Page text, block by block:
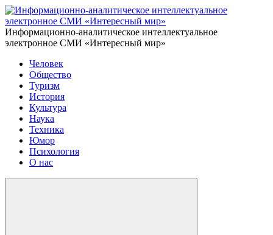
Информационно-аналитическое интеллектуальное
электронное СМИ «Интересный мир»
Человек
Общество
Туризм
История
Культура
Наука
Техника
Юмор
Психология
О нас